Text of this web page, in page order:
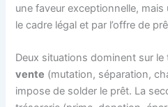
une faveur exceptionnelle,
le cadre légal et par l’offre de
Deux situations dominent sur le
vente (mutation, séparation,
impose de solder le prêt. La